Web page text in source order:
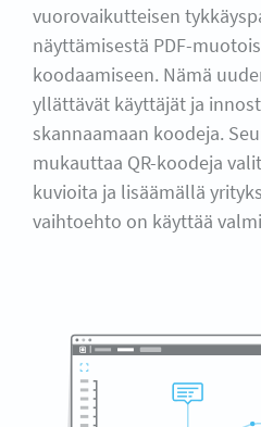
vuorovaikutteisen
näyttämisestä PDF-
koodaamiseen. Nämä
yllättävät käyttäjät ja
skannaamaan koodeja.
mukauttaa QR-koodeja
kuvioita ja lisäämällä
vaihtoehto on käyttää